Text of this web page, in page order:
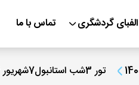
الفبای گردشگری تماس با ما
تور 3شب استانبول7شهریور 1404